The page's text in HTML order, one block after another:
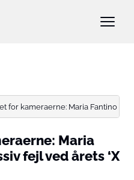
for kameraerne: Maria Fantino
Maria
fejl ved årets ‘X